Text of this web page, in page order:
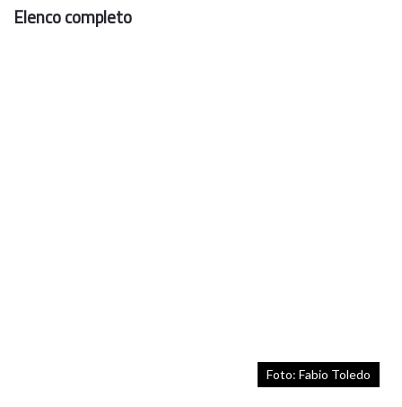
Elenco completo
Foto: Fabio Toledo